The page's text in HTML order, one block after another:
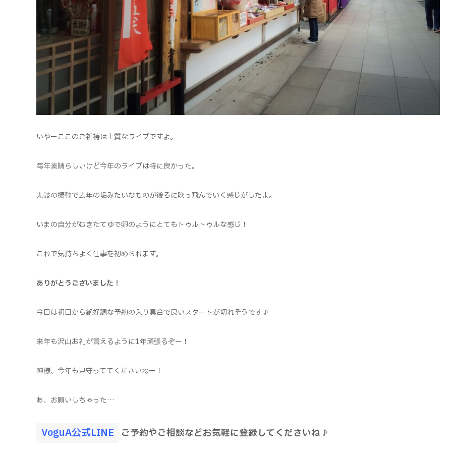
いやーここのご祈祷は上質なライブですよ。
毎年素晴らしいけど今年のライブは特に良かった。
太鼓の振動で去年の垢みたいなものが後ろに吹っ飛んでいく感じがしたよ。
いまの自分がむきたてゆで卵のようにとてもトゥルトゥルな感じ！
これで気持ちよく仕事を初められます。
ありがとうございました！
今日は初日から絶好調な予約の入り具合で良いスタートが切れそうです♪
来年も沢山お礼が言えるように1年頑張るぞー！
神様、今年も見守っててくださいねー！
あ、お願いしちゃった…
VoguA公式LINE ご予約やご相談などお気軽に登録してくださいね♪